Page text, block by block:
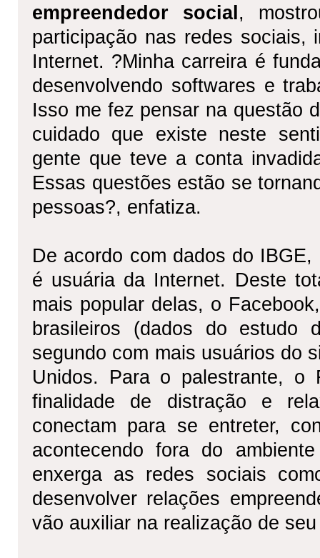
empreendedor social,
participação nas redes sociais,
Internet. ?Minha carreira é
desenvolvendo softwares e
Isso me fez pensar na questão
cuidado que existe neste
gente que teve a conta
Essas questões estão se
pessoas?, enfatiza.
De acordo com dados do
é usuária da Internet. Deste
mais popular delas, o
brasileiros (dados do estudo
segundo com mais usuários do
Unidos. Para o palestrante, o
finalidade de distração e
conectam para se entreter,
acontecendo fora do
enxerga as redes sociais
desenvolver relações
vão auxiliar na realização de